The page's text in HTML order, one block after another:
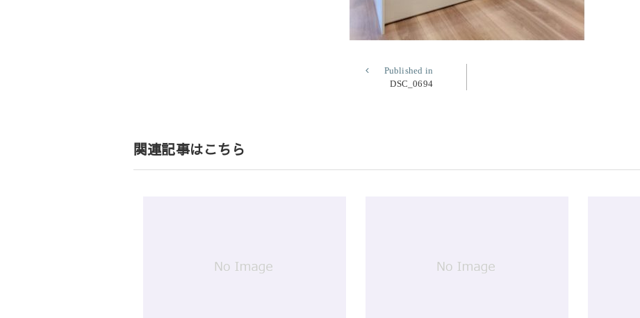
ゲ
ー
シ
Published in
DSC_0694
関連記事はこちら